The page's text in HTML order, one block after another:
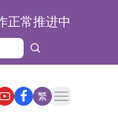
正常推进中
十，九福来
瑞汽车内饰
，佳明集
，拿森
核心功能
繁
menu